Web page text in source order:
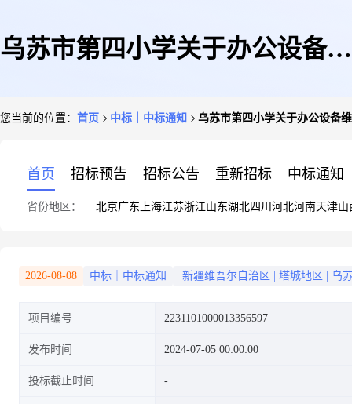
乌苏市第四小学关于办公设备维
您当前的位置： 首页 中标｜中标通知 乌苏市第四小学关于办公设备
首页 招标预告 招标公告 重新招标 中标通知
省份地区： 北京广东 上海江苏浙江山东湖北四川 河北河南天津山
2026-08-08 中标｜中标通知 新疆维吾尔自治区 塔城地区 乌
项目编号 2231101000013356597
发布时间 2024-07-05 00:00:00
投标截止时间